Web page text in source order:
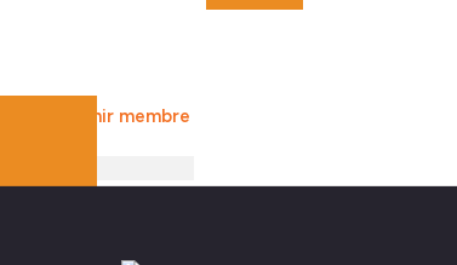
Devenir membre